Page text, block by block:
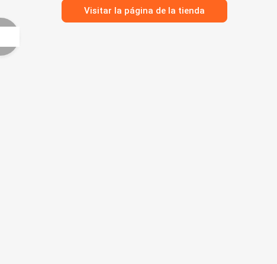
Visitar la página de la tienda